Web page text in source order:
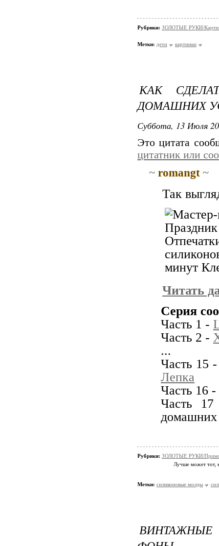
Рубрики: ЗОЛОТЫЕ РУКИ/
Метки: дети картинки
КАК
ДОМАШНИХ
Суббота, 13 Июля
Это цитата
цитатник или
~ romangt ~
Так
Читать
Серия
Часть 1 -
Часть 2 -
...
Часть 15
Лепка
Часть 16 -
Часть
домашних
Рубрики: ЗОЛОТЫЕ РУКИ/
Лучше может тот,
Метки: силиконовые молды